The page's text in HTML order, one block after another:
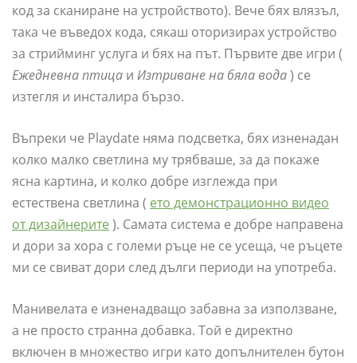
код за сканиране на устройството). Вече бях влязъл,
така че въведох кода, сякаш оторизирах устройство
за стрийминг услуга и бях на път. Първите две игри (
Ежедневна птица и Изтриване на бяла вода) се
изтегля и инсталира бързо.
Въпреки че Playdate няма подсветка, бях изненадан
колко малко светлина му трябваше, за да покаже
ясна картина, и колко добре изглежда при
естествена светлина ( ето демонстрационно видео
от дизайнерите ). Самата система е добре направена
и дори за хора с големи ръце не се усеща, че ръцете
ми се свиват дори след дълги периоди на употреба.
Манивелата е изненадващо забавна за използване,
а не просто странна добавка. Той е директно
включен в множество игри като допълнителен бутон